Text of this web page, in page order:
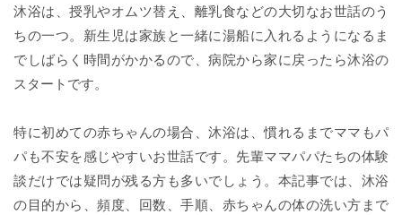
沐浴は、授乳やオムツ替え、離乳食などの大切なお世話のう
ちの一つ。新生児は家族と一緒に湯船に入れるようになるま
でしばらく時間がかかるので、病院から家に戻ったら沐浴の
スタートです。
特に初めての赤ちゃんの場合、沐浴は、慣れるまでママもパ
パも不安を感じやすいお世話です。先輩ママパパたちの体験
談だけでは疑問が残る方も多いでしょう。本記事では、沐浴
の目的から、頻度、回数、手順、赤ちゃんの体の洗い方まで